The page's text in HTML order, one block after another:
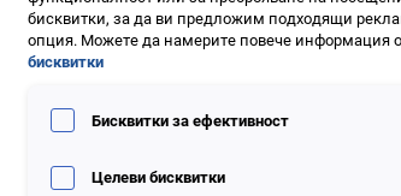
бисквитки, за да ви предложим подходящи
опция. Можете да намерите повече информация
бисквитки
Бисквитки за ефективност
Целеви бисквитки